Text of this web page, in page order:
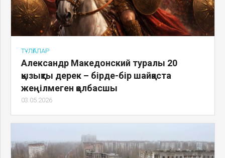
ТҰЛҒАЛАР
Александр Македонский туралы 20
қызықты дерек – бірде-бір шайқаста
жеңілмеген қолбасшы
03.05.2026